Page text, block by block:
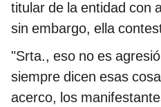
titular de la entidad con
sin embargo, ella
"Srta., eso no es
siempre dicen esas
acerco, los